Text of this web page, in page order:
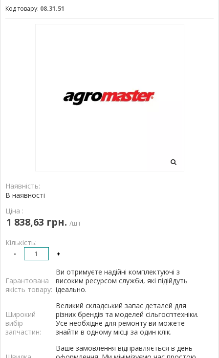
Код товару: 08.31.51
Наявність:
В наявності
Ціна :
1 838,63 грн. /шт
Кількість:
- +
Гарантована
якість товару:
Ви отримуєте надійні комплектуючі з
високим ресурсом служби, які підійдуть
ідеально.
Широкий
вибір
запчастин:
Великий складський запас деталей для
різних брендів та моделей сільгосптехніки.
Усе необхідне для ремонту ви можете
знайти в одному місці за один клік.
Ваше замовлення відправляється в день